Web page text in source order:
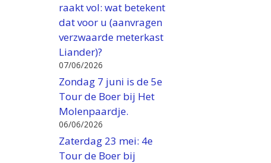
raakt vol: wat betekent
dat voor u (aanvragen
verzwaarde meterkast
Liander)?
07/06/2026
Zondag 7 juni is de 5e
Tour de Boer bij Het
Molenpaardje.
06/06/2026
Zaterdag 23 mei: 4e
Tour de Boer bij